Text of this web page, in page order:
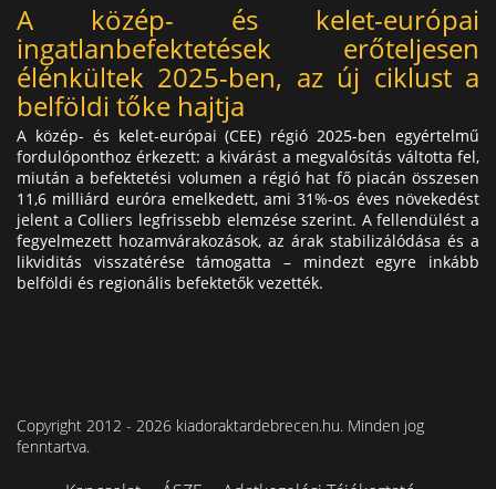
A közép- és kelet-európai
ingatlanbefektetések erőteljesen
élénkültek 2025-ben, az új ciklust a
belföldi tőke hajtja
A közép- és kelet-európai (CEE) régió 2025-ben egyértelmű
fordulóponthoz érkezett: a kivárást a megvalósítás váltotta fel,
miután a befektetési volumen a régió hat fő piacán összesen
11,6 milliárd euróra emelkedett, ami 31%-os éves növekedést
jelent a Colliers legfrissebb elemzése szerint. A fellendülést a
fegyelmezett hozamvárakozások, az árak stabilizálódása és a
likviditás visszatérése támogatta – mindezt egyre inkább
belföldi és regionális befektetők vezették.
Copyright 2012 - 2026 kiadoraktardebrecen.hu. Minden jog
fenntartva.